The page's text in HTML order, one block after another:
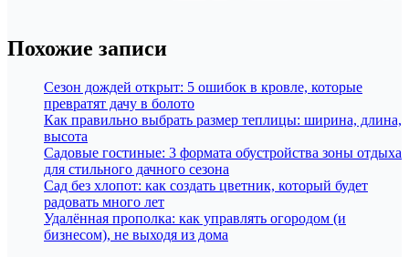
Похожие записи
Сезон дождей открыт: 5 ошибок в кровле, которые
превратят дачу в болото
Как правильно выбрать размер теплицы: ширина, длина,
высота
Садовые гостиные: 3 формата обустройства зоны отдыха
для стильного дачного сезона
Сад без хлопот: как создать цветник, который будет
радовать много лет
Удалённая прополка: как управлять огородом (и
бизнесом), не выходя из дома